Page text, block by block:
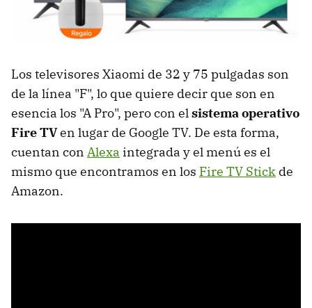
Los televisores Xiaomi de 32 y 75 pulgadas son
de la línea "F", lo que quiere decir que son en
esencia los "A Pro", pero con elsistema operativo
Fire TVen lugar de Google TV. De esta forma,
cuentan con Alexa integrada y el menú es el
mismo que encontramos en los Fire TV Stick de
Amazon.